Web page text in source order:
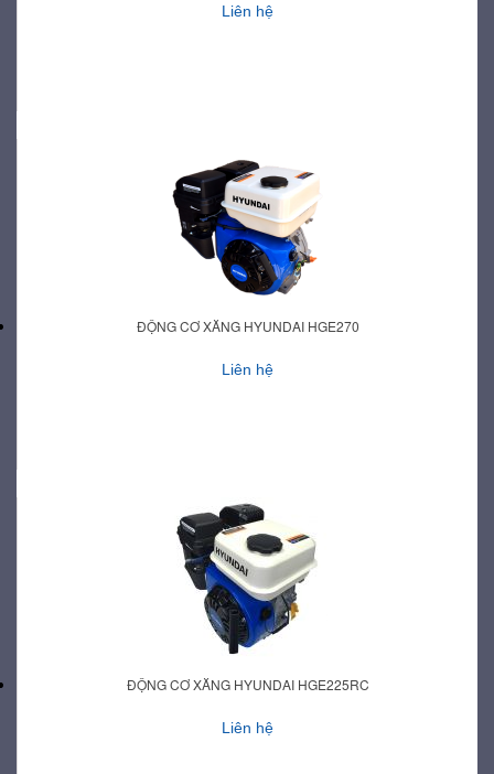
Liên hệ
ĐỘNG CƠ XĂNG HYUNDAI HGE270
Liên hệ
ĐỘNG CƠ XĂNG HYUNDAI HGE225RC
Liên hệ